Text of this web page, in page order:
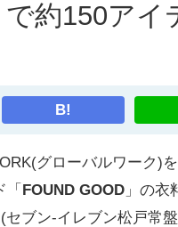
約150アイ
B!
グローバルワーク)
FOUND GOOD 」の衣
ブン-イレブン松戸常